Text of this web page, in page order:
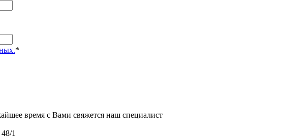
*
время с Вами свяжется наш специалист
1